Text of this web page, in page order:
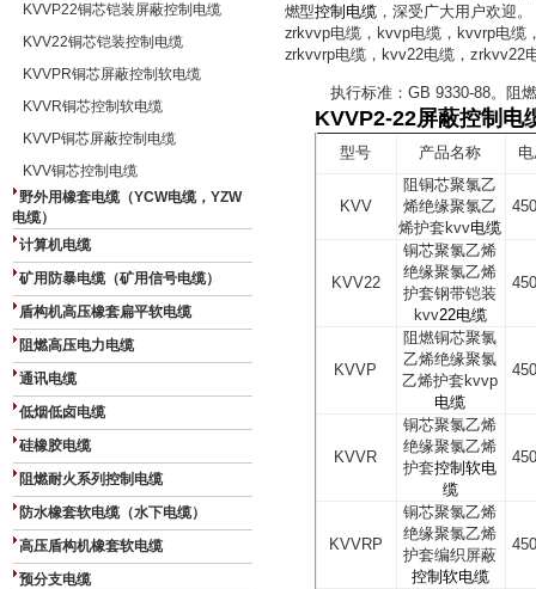
KVVP22铜芯铠装屏蔽控制电缆
KVV22铜芯铠装控制电缆
KVVPR铜芯屏蔽控制软电缆
KVVR铜芯控制软电缆
KVVP铜芯屏蔽控制电缆
KVV铜芯控制电缆
野外用橡套电缆（YCW电缆，YZW
电缆）
计算机电缆
矿用防暴电缆（矿用信号电缆）
盾构机高压橡套扁平软电缆
阻燃高压电力电缆
通讯电缆
低烟低卤电缆
硅橡胶电缆
阻燃耐火系列控制电缆
防水橡套软电缆（水下电缆）
高压盾构机橡套软电缆
预分支电缆
燃型控制电缆 ，深受广大用户欢迎。
zrkvvp电缆， kvvp电缆， kvvrp电缆
zrkvvrp电缆， kvv22电缆，zrkvv22
执行标准：GB 9330-88。阻
KVVP2-22屏蔽控制电
型号 产品名称
KVV
阻铜芯聚氯乙
烯绝缘聚氯乙
烯护套 kvv电缆
KVV22
铜芯聚氯乙烯
绝缘聚氯乙烯
护套钢带铠装
kvv22电缆
KVVP
阻燃铜芯聚氯
乙烯绝缘聚氯
乙烯护套 kvvp
电缆
KVVR
铜芯聚氯乙烯
绝缘聚氯乙烯
护套控制软电
缆
KVVRP
铜芯聚氯乙烯
绝缘聚氯乙烯
护套编织屏蔽
控制软电缆